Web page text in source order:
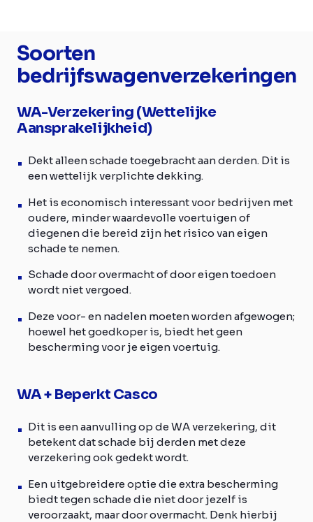
Soorten
bedrijfswagenverzekeringen
WA-Verzekering (Wettelijke
Aansprakelijkheid)
Dekt alleen schade toegebracht aan derden. Dit is
een wettelijk verplichte dekking.
Het is economisch interessant voor bedrijven met
oudere, minder waardevolle voertuigen of
diegenen die bereid zijn het risico van eigen
schade te nemen.
Schade door overmacht of door eigen toedoen
wordt niet vergoed.
Deze voor- en nadelen moeten worden afgewogen;
hoewel het goedkoper is, biedt het geen
bescherming voor je eigen voertuig.
WA + Beperkt Casco
Dit is een aanvulling op de WA verzekering, dit
betekent dat schade bij derden met deze
verzekering ook gedekt wordt.
Een uitgebreidere optie die extra bescherming
biedt tegen schade die niet door jezelf is
veroorzaakt, maar door overmacht. Denk hierbij